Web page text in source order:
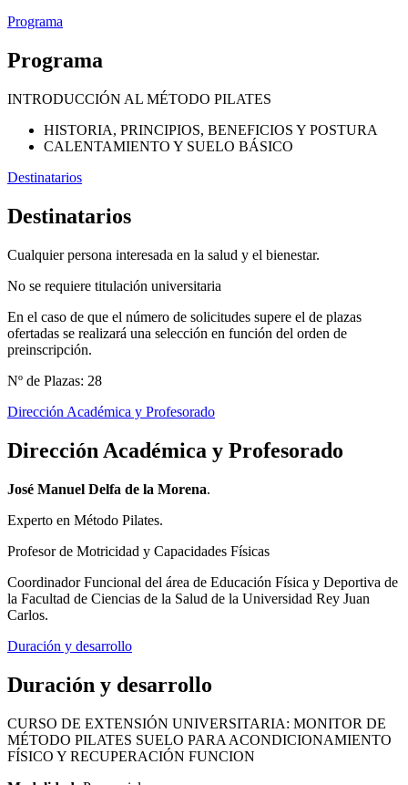
Programa
Programa
INTRODUCCIÓN AL MÉTODO PILATES
HISTORIA, PRINCIPIOS, BENEFICIOS Y POSTURA
CALENTAMIENTO Y SUELO BÁSICO
Destinatarios
Destinatarios
Cualquier persona interesada en la salud y el bienestar.
No se requiere titulación universitaria
En el caso de que el número de solicitudes supere el de plazas
ofertadas se realizará una selección en función del orden de
preinscripción.
Nº de Plazas: 28
Dirección Académica y Profesorado
Dirección Académica y Profesorado
José Manuel Delfa de la Morena.
Experto en Método Pilates.
Profesor de Motricidad y Capacidades Físicas
Coordinador Funcional del área de Educación Física y Deportiva de
la Facultad de Ciencias de la Salud de la Universidad Rey Juan
Carlos.
Duración y desarrollo
Duración y desarrollo
CURSO DE EXTENSIÓN UNIVERSITARIA: MONITOR DE
MÉTODO PILATES SUELO PARA ACONDICIONAMIENTO
FÍSICO Y RECUPERACIÓN FUNCION